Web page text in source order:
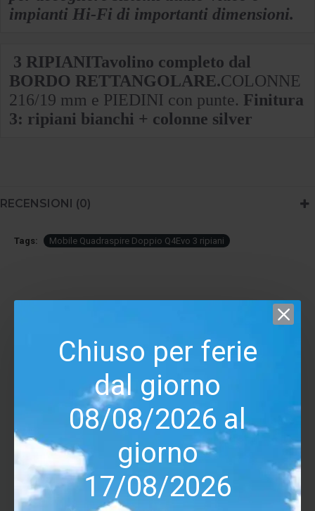
Chiuso per ferie
dal giorno
08/08/2026 al
giorno
17/08/2026
impianti Hi-Fi di importanti dimensioni.
3 RIPIANITavolino completo dal
BORDO RETTANGOLARE.COLONNE
216/19 mm e PIEDINI con punte. Finitura
3: ripiani bianchi + colonne silver
RECENSIONI (0)
Tags: Mobile Quadraspire Doppio Q4Evo 3 ripiani
ULTIMI VISITATI